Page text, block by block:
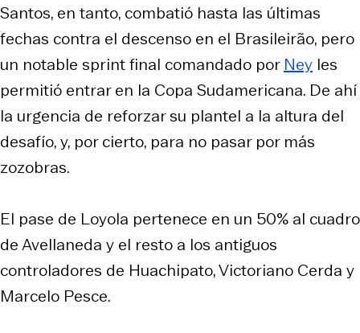
Santos, en tanto, combatió hasta las últimas
fechas contra el descenso en el Brasileirão, pero
un notable sprintfinal comandado por Ney les
permitió entrar en la Copa Sudamericana. De ahí
la urgencia de reforzar su plantel a la altura del
desafío, y, por cierto, para no pasar por más
zozobras.
El pase de Loyola pertenece en un 50% al cuadro
de Avellaneda y el resto a los antiguos
controladores de Huachipato, Victoriano Cerda y
Marcelo Pesce.